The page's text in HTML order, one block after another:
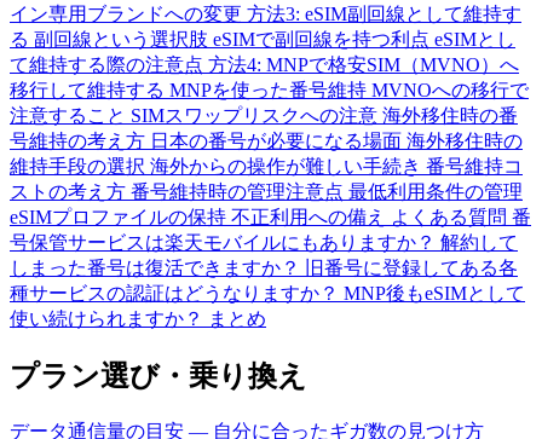
イン専用ブランドへの変更 方法3: eSIM副回線として維持す
る 副回線という選択肢 eSIMで副回線を持つ利点 eSIMとし
て維持する際の注意点 方法4: MNPで格安SIM（MVNO）へ
移行して維持する MNPを使った番号維持 MVNOへの移行で
注意すること SIMスワップリスクへの注意 海外移住時の番
号維持の考え方 日本の番号が必要になる場面 海外移住時の
維持手段の選択 海外からの操作が難しい手続き 番号維持コ
ストの考え方 番号維持時の管理注意点 最低利用条件の管理
eSIMプロファイルの保持 不正利用への備え よくある質問 番
号保管サービスは楽天モバイルにもありますか？ 解約して
しまった番号は復活できますか？
旧番号に登録してある各
種サービスの認証はどうなりますか？ MNP後もeSIMとして
使い続けられますか？
まとめ
プラン選び・乗り換え
データ通信量の目安 — 自分に合ったギガ数の見つけ方